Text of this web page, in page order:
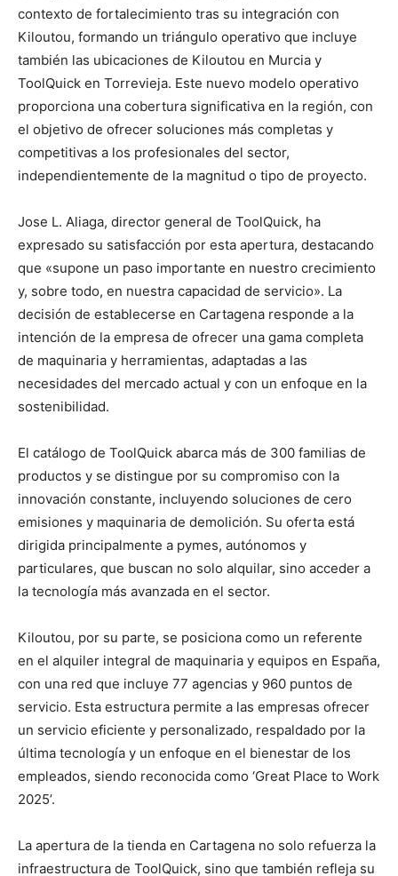
contexto de fortalecimiento tras su integración con
Kiloutou, formando un triángulo operativo que incluye
también las ubicaciones de Kiloutou en Murcia y
ToolQuick en Torrevieja. Este nuevo modelo operativo
proporciona una cobertura significativa en la región, con
el objetivo de ofrecer soluciones más completas y
competitivas a los profesionales del sector,
independientemente de la magnitud o tipo de proyecto.
Jose L. Aliaga, director general de ToolQuick, ha
expresado su satisfacción por esta apertura, destacando
que «supone un paso importante en nuestro crecimiento
y, sobre todo, en nuestra capacidad de servicio». La
decisión de establecerse en Cartagena responde a la
intención de la empresa de ofrecer una gama completa
de maquinaria y herramientas, adaptadas a las
necesidades del mercado actual y con un enfoque en la
sostenibilidad.
El catálogo de ToolQuick abarca más de 300 familias de
productos y se distingue por su compromiso con la
innovación constante, incluyendo soluciones de cero
emisiones y maquinaria de demolición. Su oferta está
dirigida principalmente a pymes, autónomos y
particulares, que buscan no solo alquilar, sino acceder a
la tecnología más avanzada en el sector.
Kiloutou, por su parte, se posiciona como un referente
en el alquiler integral de maquinaria y equipos en España,
con una red que incluye 77 agencias y 960 puntos de
servicio. Esta estructura permite a las empresas ofrecer
un servicio eficiente y personalizado, respaldado por la
última tecnología y un enfoque en el bienestar de los
empleados, siendo reconocida como ‘Great Place to Work
2025’.
La apertura de la tienda en Cartagena no solo refuerza la
infraestructura de ToolQuick, sino que también refleja su